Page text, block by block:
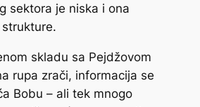
sektora je niska i ona
skladu sa Pejdžovom
rupa zrači, informacija se
Bobu – ali tek mnogo